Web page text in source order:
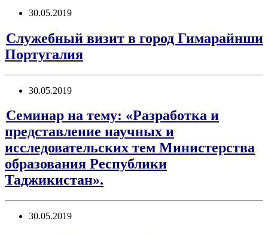
30.05.2019
Служебный визит в город Гимарайнши
Португалия
30.05.2019
Семинар на тему: «Разработка и
представление научных и
исследовательских тем Министерства
образования Республики
Таджикистан».
30.05.2019